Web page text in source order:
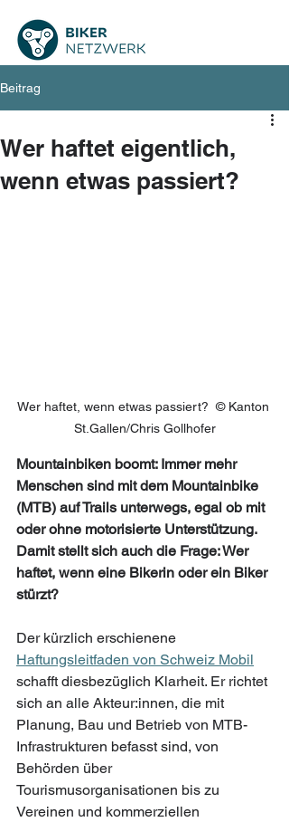
Beitrag
Wer haftet eigentlich,
wenn etwas passiert?
Wer haftet, wenn etwas passiert?  © Kanton
St.Gallen/Chris Gollhofer
Mountainbiken boomt: Immer mehr
Menschen sind mit dem Mountainbike
(MTB) auf Trails unterwegs, egal ob mit
oder ohne motorisierte Unterstützung.
Damit stellt sich auch die Frage: Wer
haftet, wenn eine Bikerin oder ein Biker
stürzt?
Der kürzlich erschienene
Haftungsleitfaden von Schweiz Mobil
schafft diesbezüglich Klarheit. Er richtet
sich an alle Akteur:innen, die mit
Planung, Bau und Betrieb von MTB-
Infrastrukturen befasst sind, von
Behörden über
Tourismusorganisationen bis zu
Vereinen und kommerziellen